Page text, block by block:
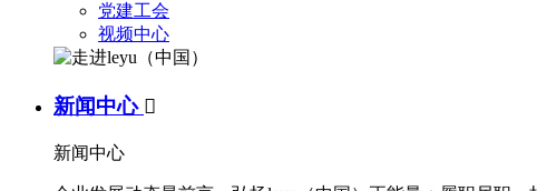
党建工会
视频中心
新闻中心 
新闻中心